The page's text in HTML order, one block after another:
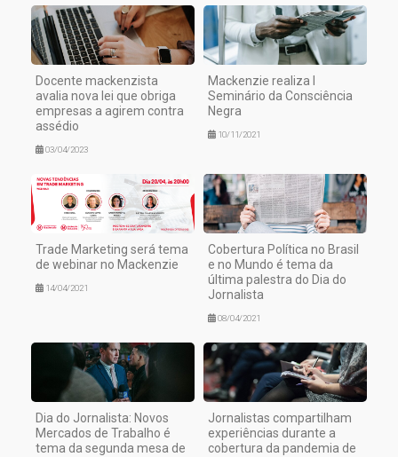
Docente mackenzista
avalia nova lei que obriga
empresas a agirem contra
assédio
03/04/2023
Mackenzie realiza I
Seminário da Consciência
Negra
10/11/2021
Trade Marketing será tema
de webinar no Mackenzie
14/04/2021
Cobertura Política no Brasil
e no Mundo é tema da
última palestra do Dia do
Jornalista
08/04/2021
Dia do Jornalista: Novos
Mercados de Trabalho é
tema da segunda mesa de
Jornalistas compartilham
experiências durante a
cobertura da pandemia de